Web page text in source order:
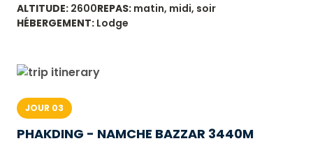
descendons dans la vallée de la Dudh Khosi, que
nous remonterons progressivement en direction
Dénivelé : positif 200 m, négatif 380 m.
ALTITUDE: 2600REPAS: matin, midi, soir
HÉBERGEMENT: Lodge
JOUR 03
PHAKDING - NAMCHE BAZZAR 3440M